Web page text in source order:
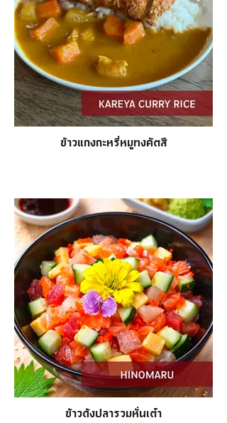
ข้าวแกงกะหรี่หมูทงคัตสึ
ข้าวด้งปลารวมหั่นเต๋า